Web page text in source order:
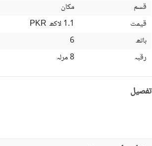
قسم
مکان
قیمت
PKR
1.1 لاکھ
باتھ
6
رقبہ
8 مرلہ
تفصیل